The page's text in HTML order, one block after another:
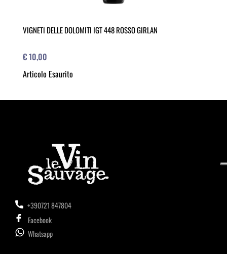
VIGNETI DELLE DOLOMITI IGT 448 ROSSO GIRLAN
€ 10,00
Articolo Esaurito
+390721 847804
Facebook
Whatsapp